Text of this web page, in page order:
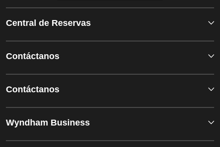
Central de Reservas
Contáctanos
Contáctanos
Wyndham Business